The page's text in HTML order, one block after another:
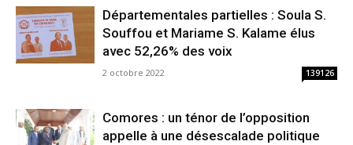
Départementales partielles : Soula S.
Souffou et Mariame S. Kalame élus
avec 52,26% des voix
2 octobre 2022 139126
Comores : un ténor de l’opposition
appelle à une désescalade politique